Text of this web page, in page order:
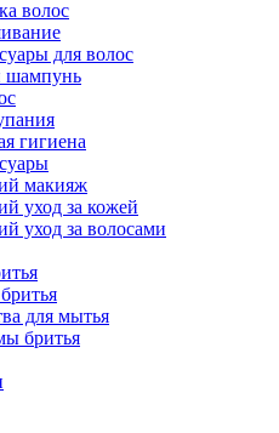
волос
для волос
шампунь
гигиена
макияж
уход за кожей
уход за волосами
для мытья
бритья